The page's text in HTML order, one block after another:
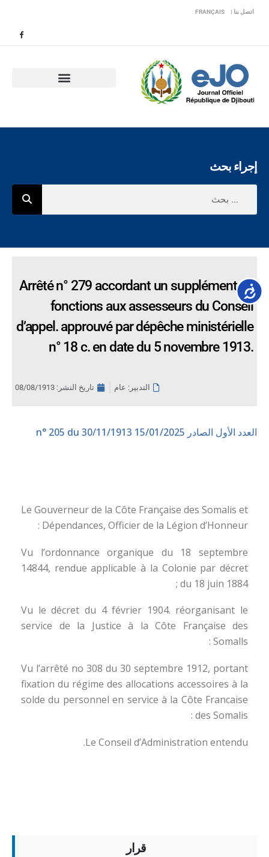
اتصل بنا | FRANÇAIS
إجراء بحث
Arrêté n° 279 accordant un supplément de
fonctions aux assesseurs du Conseil
d’appel. approuvé par dépêche ministérielle
n° 18 c. en date du 5 novembre 1913.
التدبير: عام تاريخ النشر: 08/08/1913
العدد الأول الصادر 15/01/2025
Le Gouverneur de la Côte Française des Somalis et
Dépendances, Officier de la Légion d’Honneur :
Vu l’ordonnance organique du 18 septembre
14844, rendue applicable à la Colonie par décret
du 18 juin 1884 ;
Vu le décret du 4 février 1904. réorganisant le
service de la Justice à la Côte Française des
Somalls :
Vu l’arrêté no 308 du 30 septembre 1912, portant
fixation du régime des allocations accessoires à la
solde du personnel en service à la Côte Francaise
des Somalis :
Le Conseil d’Administration entendu.
قرار